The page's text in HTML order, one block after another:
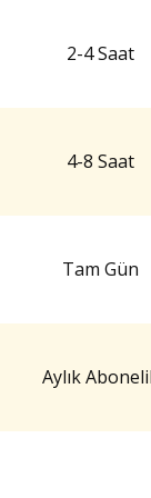
2-4 Saat
4-8 Saat
Tam Gün
Aylık